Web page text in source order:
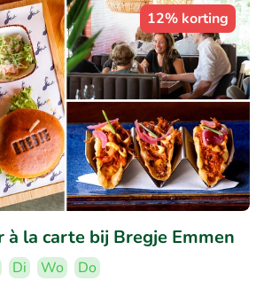
12% korting
la carte bij Bregje Emmen
Di Wo
Do